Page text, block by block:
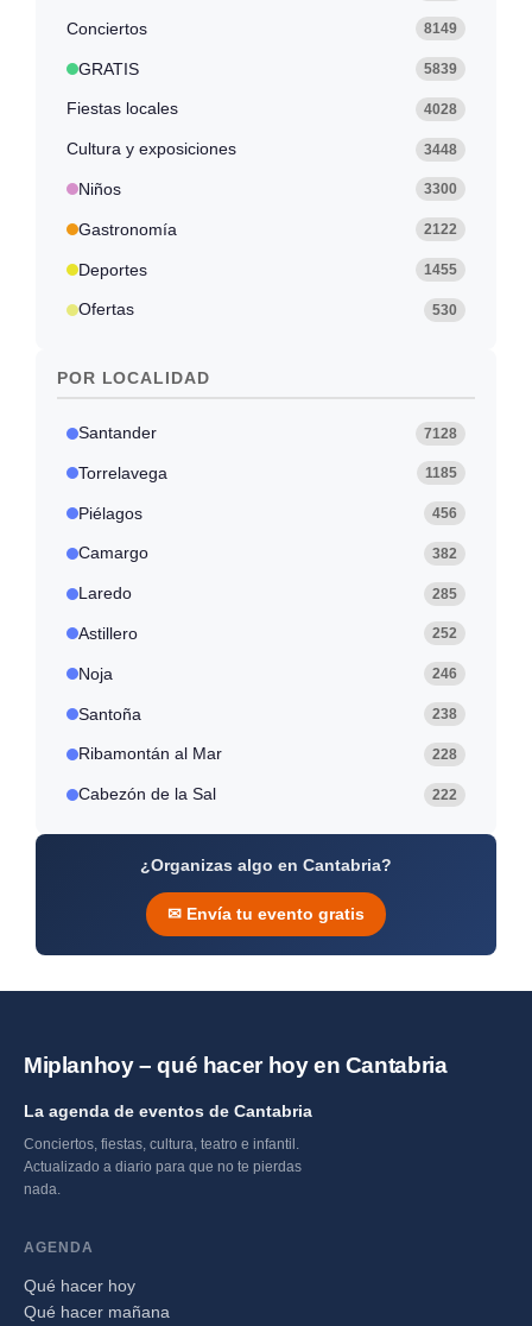
Conciertos 8149
GRATIS 5839
Fiestas locales 4028
Cultura y exposiciones 3448
Niños 3300
Gastronomía 2122
Deportes 1455
Ofertas 530
POR LOCALIDAD
Santander 7128
Torrelavega 1185
Piélagos 456
Camargo 382
Laredo 285
Astillero 252
Noja 246
Santoña 238
Ribamontán al Mar 228
Cabezón de la Sal 222
¿Organizas algo en Cantabria?
✉ Envía tu evento gratis
Miplanhoy – qué hacer hoy en Cantabria
La agenda de eventos de Cantabria
Conciertos, fiestas, cultura, teatro e infantil.
Actualizado a diario para que no te pierdas
nada.
AGENDA
Qué hacer hoy
Qué hacer mañana